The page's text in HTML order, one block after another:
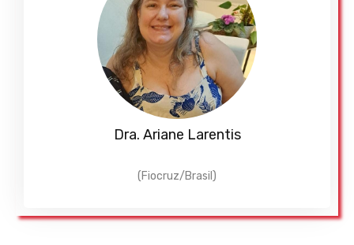
Dra. Ariane Larentis
(Fiocruz/Brasil)